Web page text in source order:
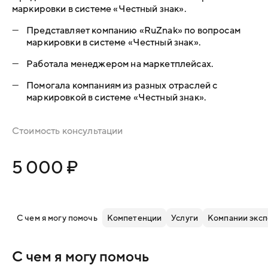
маркировки в системе «Честный знак».
—
Представляет компанию «RuZnak» по вопросам
маркировки в системе «Честный знак».
— Работала менеджером на маркетплейсах.
—
Помогала компаниям из разных отраслей с
маркировкой в системе «Честный знак».
Стоимость консультации
5 000 ₽
С чем я могу помочь Компетенции Услуги Компании
С чем я могу помочь